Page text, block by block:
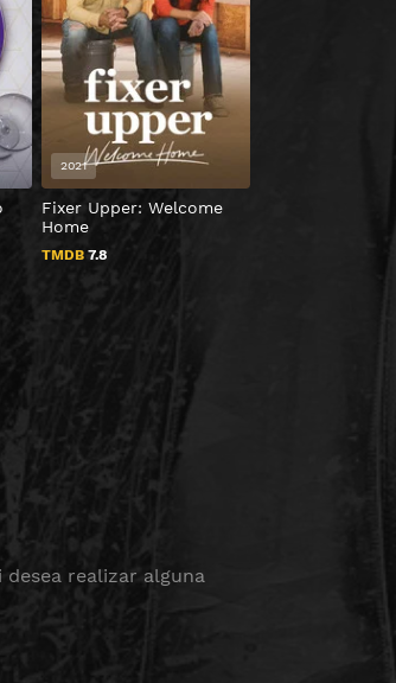
Fixer Upper: Welcome
Home
TMDB7.8
2021
realizar alguna